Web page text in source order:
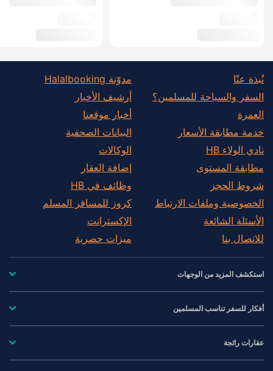
نُبذة عنّا
السفر والسياحة للمسلمين؟
العمرة
خدمة مطابقة الأسعار
نادي الولاء HB
مطابقة المستوى
شروط الحجز
الخصوصية وملفات الارتباط
الأسئلة الشائعة
للاتصال بنا
مدوّنة Halalbooking
أرشيف الأخبار
أخبار موقعنا
البيانات الصحفية
الوكالات
إضافة العقار
وظائف في HB
كروز للمسافر المسلم
الإكسترانت
ميزات حصرية
استكشف المزيد من الوجهات
أفكار للسفر تناسب المسلمين
عقارات رائجة